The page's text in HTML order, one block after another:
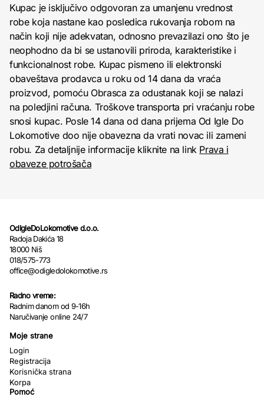
Kupac je isključivo odgovoran za umanjenu vrednost
robe koja nastane kao posledica rukovanja robom na
način koji nije adekvatan, odnosno prevazilazi ono što je
neophodno da bi se ustanovili priroda, karakteristike i
funkcionalnost robe. Kupac pismeno ili elektronski
obaveštava prodavca u roku od 14 dana da vraća
proizvod, pomoću Obrasca za odustanak koji se nalazi
na poledjini računa. Troškove transporta pri vraćanju robe
snosi kupac. Posle 14 dana od dana prijema Od Igle Do
Lokomotive doo nije obavezna da vrati novac ili zameni
robu. Za detaljnije informacije kliknite na link Prava i
obaveze potrošača
OdIgleDoLokomotive d.o.o.
Radoja Dakića 18
18000 Niš
018/575-773
office@odigledolokomotive.rs
Radno vreme:
Radnim danom od 9-16h
Naručivanje online 24/7
Moje strane
Login
Registracija
Korisnička strana
Korpa
Pomoć